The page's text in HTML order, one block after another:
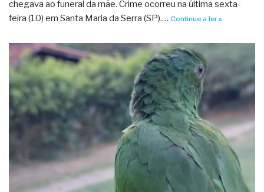
chegava ao funeral da mãe. Crime ocorreu na última sexta-
feira (10) em Santa Maria da Serra (SP).… Continue a ler »